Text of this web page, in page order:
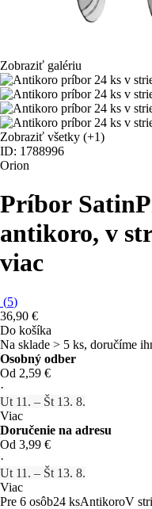
Zobraziť galériu
Zobraziť všetky (+1)
ID: 1788996
Orion
Príbor Satin
antikoro, v
viac
(5)
36,90 €
Do košíka
Na sklade > 5 ks, doručíme
Osobný odber
Od 2,59 €
·
Ut 11. – Št 13. 8.
Viac
Doručenie na adresu
Od 3,99 €
·
Ut 11. – Št 13. 8.
Viac
Pre 6 osôb24 ksAntikoroV